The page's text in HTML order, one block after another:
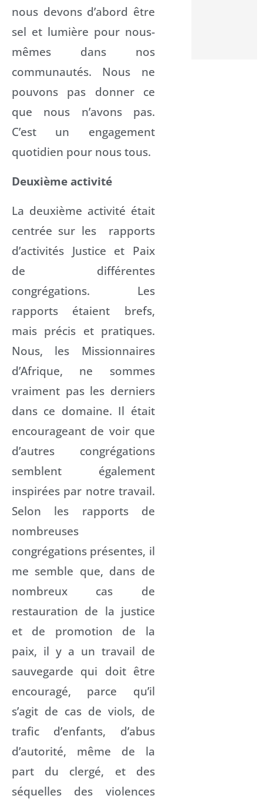
nous devons d’abord être
sel et lumière pour nous-
mêmes dans nos
communautés. Nous ne
pouvons pas donner ce
que nous n’avons pas.
C’est un engagement
quotidien pour nous tous.
Deuxième activité
La deuxième activité était
centrée sur les rapports
d’activités Justice et Paix
de différentes
congrégations. Les
rapports étaient brefs,
mais précis et pratiques.
Nous, les Missionnaires
d’Afrique, ne sommes
vraiment pas les derniers
dans ce domaine. Il était
encourageant de voir que
d’autres congrégations
semblent également
inspirées par notre travail.
Selon les rapports de
nombreuses
congrégations présentes, il
me semble que, dans de
nombreux cas de
restauration de la justice
et de promotion de la
paix, il y a un travail de
sauvegarde qui doit être
encouragé, parce qu’il
s’agit de cas de viols, de
trafic d’enfants, d’abus
d’autorité, même de la
part du clergé, et des
séquelles des violences